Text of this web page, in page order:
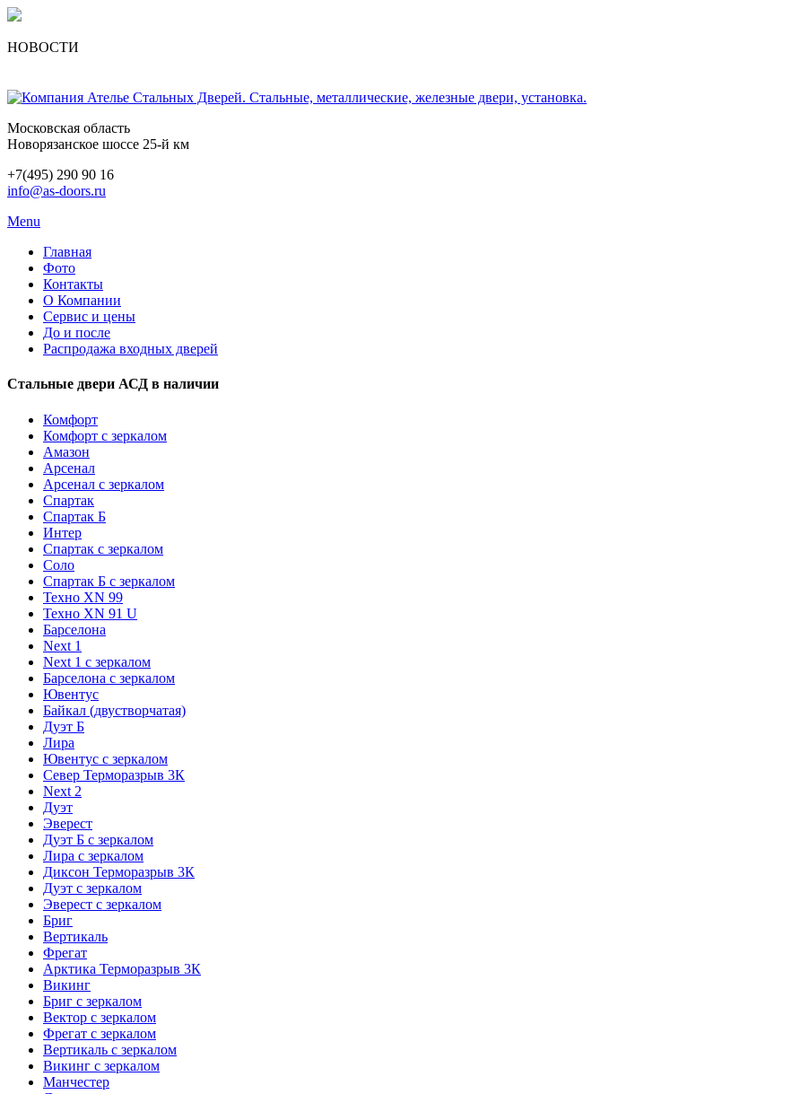
НОВОСТИ
Московская область
Новорязанское шоссе 25-й км
+7(495) 290 90 16
info@as-doors.ru
Menu
Главная
Фото
Контакты
О Компании
Сервис и цены
До и после
Распродажа входных дверей
Стальные двери АСД в наличии
Комфорт
Комфорт с зеркалом
Амазон
Арсенал
Арсенал с зеркалом
Спартак
Спартак Б
Интер
Спартак с зеркалом
Соло
Спартак Б с зеркалом
Техно XN 99
Техно XN 91 U
Барселона
Next 1
Next 1 с зеркалом
Барселона с зеркалом
Ювентус
Байкал (двустворчатая)
Дуэт Б
Лира
Ювентус с зеркалом
Север Терморазрыв 3К
Next 2
Дуэт
Эверест
Дуэт Б с зеркалом
Лира с зеркалом
Диксон Терморазрыв 3К
Дуэт с зеркалом
Эверест с зеркалом
Бриг
Вертикаль
Фрегат
Арктика Терморазрыв 3К
Викинг
Бриг с зеркалом
Вектор с зеркалом
Фрегат с зеркалом
Вертикаль с зеркалом
Викинг с зеркалом
Манчестер